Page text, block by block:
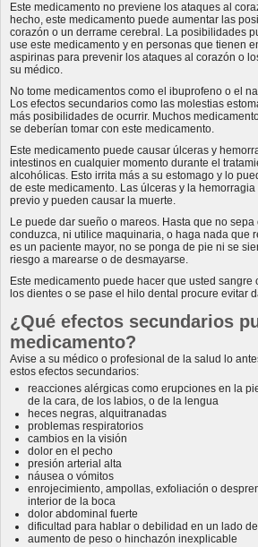
Este medicamento no previene los ataques al
hecho, este medicamento puede aumentar las
corazón o un derrame cerebral. La posibilidades
use este medicamento y en personas que tienen
aspirinas para prevenir los ataques al corazón o
su médico.
No tome medicamentos como el ibuprofeno o el
Los efectos secundarios como las molestias
más posibilidades de ocurrir. Muchos
se deberían tomar con este medicamento.
Este medicamento puede causar úlceras y
intestinos en cualquier momento durante el
alcohólicas. Esto irrita más a su estomago y lo
de este medicamento. Las úlceras y la
previo y pueden causar la muerte.
Le puede dar sueño o mareos. Hasta que no
conduzca, ni utilice maquinaria, o haga nada que
es un paciente mayor, no se ponga de pie ni se
riesgo a marearse o de desmayarse.
Este medicamento puede hacer que usted
los dientes o se pase el hilo dental procure evitar
¿Qué efectos secundarios
medicamento?
Avise a su médico o profesional de la salud lo
estos efectos secundarios:
reacciones alérgicas como erupciones en la
de la cara, de los labios, o de la lengua
heces negras, alquitranadas
problemas respiratorios
cambios en la visión
dolor en el pecho
presión arterial alta
náusea o vómitos
enrojecimiento, ampollas, exfoliación o
interior de la boca
dolor abdominal fuerte
dificultad para hablar o debilidad en un lado
aumento de peso o hinchazón inexplicable